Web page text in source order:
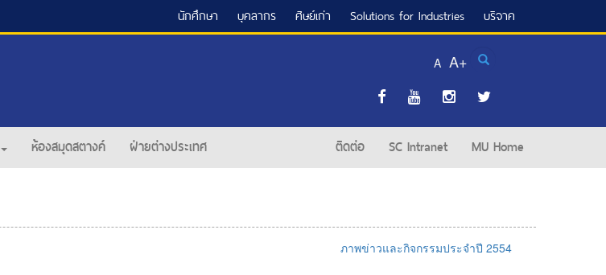
นักศึกษา บุคลากร ศิษย์เก่า Solutions for Industries บริจาค
Search
A A+
ห้องสมุดสตางค์ ฝ่ายต่างประเทศ ติดต่อ SC Intranet MU Home
ภาพข่าวและกิจกรรมประจำปี 2554